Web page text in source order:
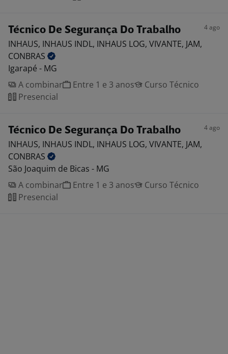
Técnico De Segurança Do Trabalho 4 ago
INHAUS, INHAUS INDL, INHAUS LOG, VIVANTE, JAM,
CONBRAS
Igarapé - MG
A combinar
Entre 1 e 3 anos
Curso Técnico
Presencial
Técnico De Segurança Do Trabalho 4 ago
INHAUS, INHAUS INDL, INHAUS LOG, VIVANTE, JAM,
CONBRAS
São Joaquim de Bicas - MG
A combinar
Entre 1 e 3 anos
Curso Técnico
Presencial